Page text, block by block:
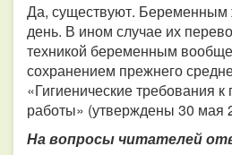
Да, существуют. Беременным
день. В ином случае их
техникой беременным
сохранением прежнего
«Гигиенические требования
работы» (утверждены 30 мая
На вопросы читателей